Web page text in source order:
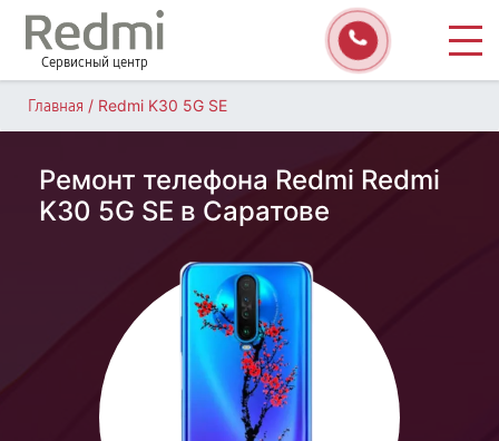
Сервисный центр
Главная / Redmi K30 5G SE
Ремонт телефона Redmi Redmi
K30 5G SE в Саратове